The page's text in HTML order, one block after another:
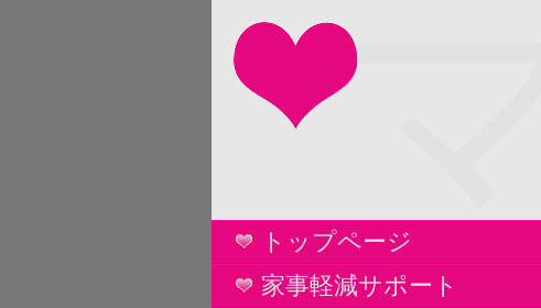
トップページ
家事軽減サポート